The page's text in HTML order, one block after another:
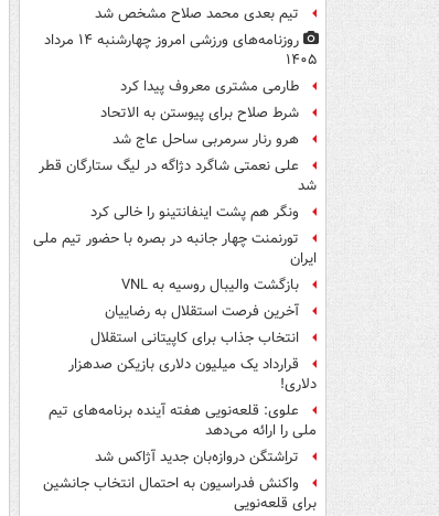
تیم بعدی محمد صلاح مشخص شد
روزنامه‌های ورزشی امروز چهارشنبه ۱۴ مرداد
۱۴۰۵
طارمی مشتری معروف پیدا کرد
شرط صلاح برای پیوستن به الاتحاد
هرو رنار سرمربی ساحل عاج شد
علی نعمتی شاگرد دژاگه در لیگ ستارگان قطر
شد
ونگر هم پشت اینفانتینو را خالی کرد
تورنمنت چهار جانبه در بصره با حضور تیم ملی
ایران
بازگشت والیبال روسیه به VNL
آخرین فرصت استقلال به رضاییان
انتخاب جذاب برای کاپیتانی استقلال
قرارداد یک میلیون دلاری بازیکن صدهزار
دلاری!
علوی: قلعه‌نویی هفته آینده برنامه‌های تیم
ملی را ارائه می‌دهد
تراِشتگن دروازه‌بان جدید آژاکس شد
واکنش فدراسیون به احتمال انتخاب جانشین
برای قلعه‌نویی